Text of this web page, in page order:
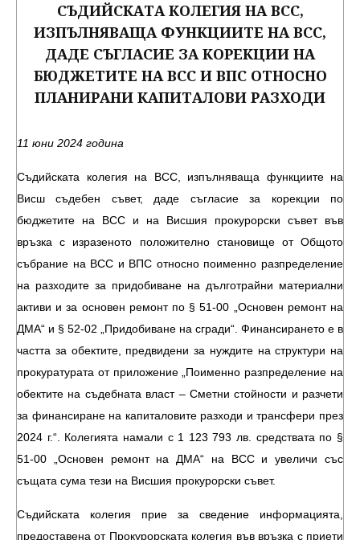
СЪДИЙСКАТА КОЛЕГИЯ НА ВСС,
ИЗПЪЛНЯВАЩА ФУНКЦИИТЕ НА ВСС,
ДАДЕ СЪГЛАСИЕ ЗА КОРЕКЦИИ НА
БЮДЖЕТИТЕ НА ВСС И ВПС ОТНОСНО
ПЛАНИРАНИ КАПИТАЛОВИ РАЗХОДИ
11 юни 2024 година
Съдийската колегия на ВСС, изпълняваща функциите на
Висш съдебен съвет, даде съгласие за корекции по
бюджетите на ВСС и на Висшия прокурорски съвет във
връзка с изразеното положително становище от Общото
събрание на ВСС и ВПС относно поименно разпределение
на разходите за придобиване на дълготрайни материални
активи и за основен ремонт по § 51-00 „Основен ремонт на
ДМА“ и § 52-02 „Придобиване на сгради“. Финансирането е в
частта за обектите, предвидени за нуждите на структури на
прокуратурата от приложение „Поименно разпределение на
обектите на съдебната власт – Сметни стойности и разчети
за финансиране на капиталовите разходи и трансфери през
2024 г.“. Колегията намали с 1 123 793 лв. средствата по §
51-00 „Основен ремонт на ДМА“ на ВСС и увеличи със
същата сума тези на Висшия прокурорски съвет.
Съдийската колегия прие за сведение информацията,
предоставена от Прокурорската колегия във връзка с приети